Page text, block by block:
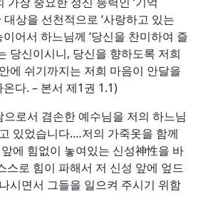
상을 선천적으로 ‘사랑하고 있는
어서 하느님께 ‘당신을 찬미하여 즐
당신이시니, 당신을 향하도록 저희
에 쉬기까지는 저희 마음이 안달을
온다. – 본서 제1권 1.1)
로서 겸손한 예수님을 저의 하느님
있었습니다.…저의 가죽옷을 함께
에 힘없이 놓여있는 신성神性을 바
스로 힘이 파해서 저 신성 앞에 엎드
시면서 그들을 일으켜 주시기 위함